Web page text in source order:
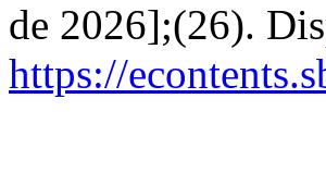
de 2026];(26).
https://